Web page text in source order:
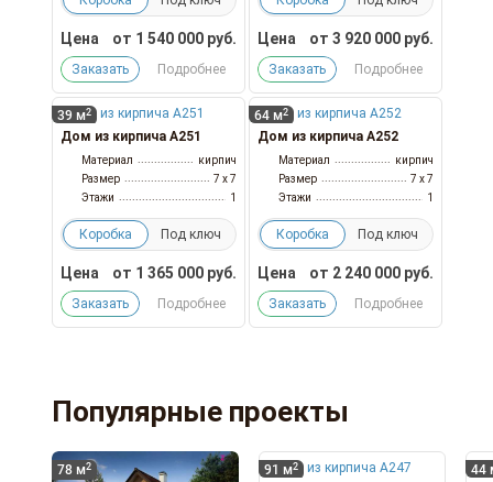
Цена от 1 540 000руб.
Заказать Подробнее
Цена от 3 920 000руб.
Заказать Подробнее
39 м2
Дом из кирпича А251
Материал
кирпич
Размер
7 x 7
Этажи
1
Коробка Под ключ
Цена от 1 365 000руб.
Заказать Подробнее
64 м2
Дом из кирпича А252
Материал
кирпич
Размер
7 x 7
Этажи
1
Коробка Под ключ
Цена от 2 240 000руб.
Заказать Подробнее
Популярные проекты
78 м2 91 м2
44